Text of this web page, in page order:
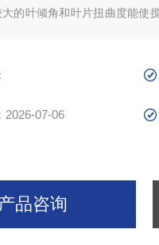
的叶倾角和叶片扭曲度能使
2026-07-06
产品咨询